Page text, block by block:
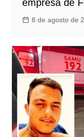
empresa de
8 de agosto de